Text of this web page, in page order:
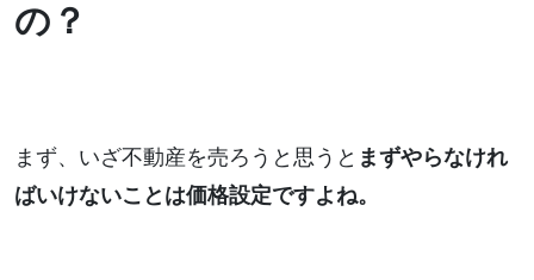
の？
まず、いざ不動産を売ろうと思うと まずやらなけれ
ばいけないことは価格設定ですよね。